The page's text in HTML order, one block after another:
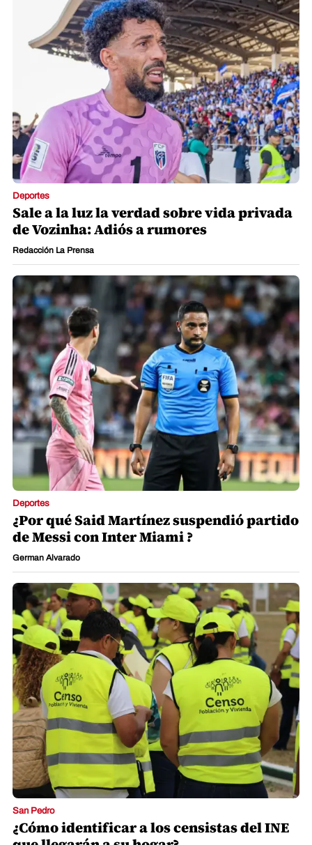
Deportes
Sale a la luz la verdad sobre vida privada
de Vozinha: Adiós a rumores
Redacción La Prensa
Deportes
¿Por qué Said Martínez suspendió partido
de Messi con Inter Miami ?
German Alvarado
San Pedro
¿Cómo identificar a los censistas del INE